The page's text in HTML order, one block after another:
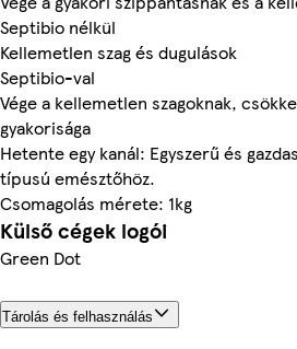
Septibio nélkül
Kellemetlen szag és dugulások
Septibio-val
Vége a kellemetlen szagoknak,
gyakorisága
Hetente egy kanál: Egyszerű és
típusú emésztőhöz.
Csomagolás mérete: 1kg
Külső cégek logói
Green Dot
Tárolás és felhasználás